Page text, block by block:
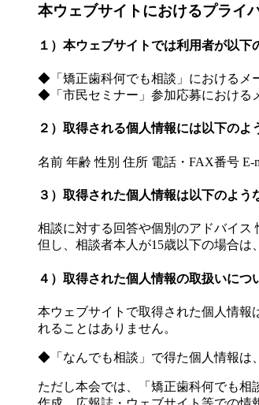
本ウェブサイトにおけるプライ
１）本ウェブサイトでは利用者が以
◆「矯正歯科何でも相談」におけるメ
◆「市民セミナー」参加応募におけ
２）取得される個人情報には以下のよ
名前 年齢 性別 住所 電話・FAX番号
３）取得された個人情報は以下のよう
相談に対する回答や個別のアドバイス
但し、相談者本人が15歳以下の場合は
４）取得された個人情報の取扱いにつ
本ウェブサイトで取得された個人情報
れることはありません。
◆「なんでも相談」で得た個人情報は
ただし本会では、「矯正歯科何でも